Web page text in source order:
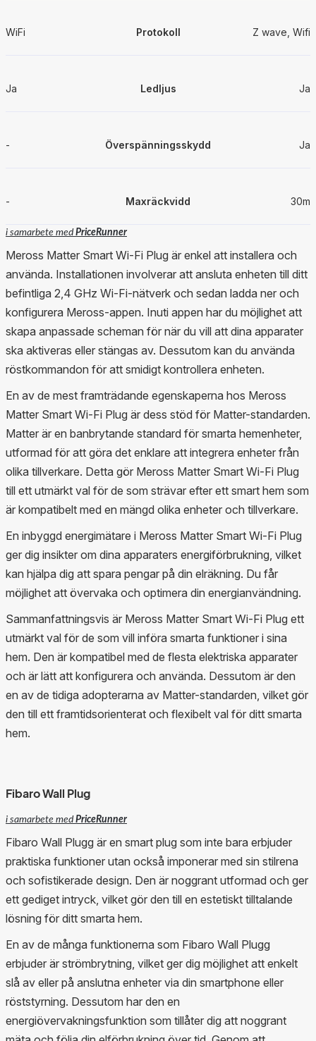
WiFi Protokoll Z wave, Wifi
Ja Ledljus Ja
- Överspänningsskydd Ja
- Maxräckvidd 30m
i samarbete medPriceRunner
Meross Matter Smart Wi-Fi Plug är enkel att installera och
använda. Installationen involverar att ansluta enheten till ditt
befintliga 2,4 GHz Wi-Fi-nätverk och sedan ladda ner och
konfigurera Meross-appen. Inuti appen har du möjlighet att
skapa anpassade scheman för när du vill att dina apparater
ska aktiveras eller stängas av. Dessutom kan du använda
röstkommandon för att smidigt kontrollera enheten.
En av de mest framträdande egenskaperna hos Meross
Matter Smart Wi-Fi Plug är dess stöd för Matter-standarden.
Matter är en banbrytande standard för smarta hemenheter,
utformad för att göra det enklare att integrera enheter från
olika tillverkare. Detta gör Meross Matter Smart Wi-Fi Plug
till ett utmärkt val för de som strävar efter ett smart hem som
är kompatibelt med en mängd olika enheter och tillverkare.
En inbyggd energimätare i Meross Matter Smart Wi-Fi Plug
ger dig insikter om dina apparaters energiförbrukning, vilket
kan hjälpa dig att spara pengar på din elräkning. Du får
möjlighet att övervaka och optimera din energianvändning.
Sammanfattningsvis är Meross Matter Smart Wi-Fi Plug ett
utmärkt val för de som vill införa smarta funktioner i sina
hem. Den är kompatibel med de flesta elektriska apparater
och är lätt att konfigurera och använda. Dessutom är den
en av de tidiga adopterarna av Matter-standarden, vilket gör
den till ett framtidsorienterat och flexibelt val för ditt smarta
hem.
Fibaro Wall Plug
i samarbete medPriceRunner
Fibaro Wall Plugg är en smart plug som inte bara erbjuder
praktiska funktioner utan också imponerar med sin stilrena
och sofistikerade design. Den är noggrant utformad och ger
ett gediget intryck, vilket gör den till en estetiskt tilltalande
lösning för ditt smarta hem.
En av de många funktionerna som Fibaro Wall Plugg
erbjuder är strömbrytning, vilket ger dig möjlighet att enkelt
slå av eller på anslutna enheter via din smartphone eller
röststyrning. Dessutom har den en
energiövervakningsfunktion som tillåter dig att noggrant